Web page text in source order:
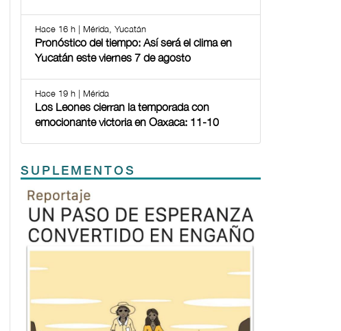
Hace 16 h | Mérida, Yucatán
Pronóstico del tiempo: Así será el clima en
Yucatán este viernes 7 de agosto
Hace 19 h | Mérida
Los Leones cierran la temporada con
emocionante victoria en Oaxaca: 11-10
SUPLEMENTOS